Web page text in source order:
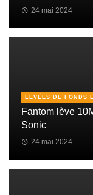
24 mai 2024
LEVÉES DE FONDS
Fantom lève
Sonic
24 mai 2024